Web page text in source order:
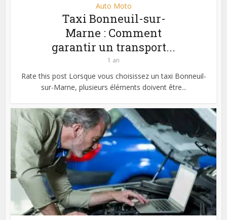
Auto Moto
Taxi Bonneuil-sur-
Marne : Comment
garantir un transport...
1 an
Rate this post Lorsque vous choisissez un taxi Bonneuil-
sur-Marne, plusieurs éléments doivent être...